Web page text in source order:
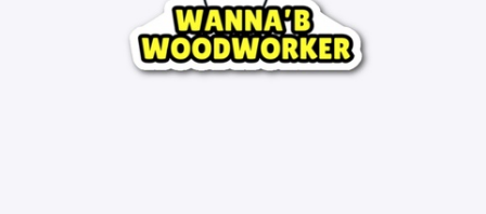
Venda en todas partes
24,99 US$